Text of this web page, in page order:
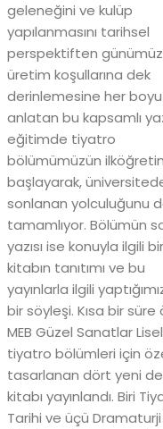
geleneğini ve kulüp
yapılanmasını tarihsel
perspektiften
üretim koşullarına dek
derinlemesine her
anlatan bu kapsamlı
eğitimde tiyatro
bölümümüzün
başlayarak,
sonlanan yolculuğunu
tamamlıyor. Bölümün
yazısı ise konuyla ilgili
kitabın tanıtımı ve bu
yayınlarla ilgili
bir söyleşi. Kısa bir süre
MEB Güzel Sanatlar
tiyatro bölümleri için
tasarlanan dört yeni
kitabı yayınlandı. Biri
Tarihi ve üçü